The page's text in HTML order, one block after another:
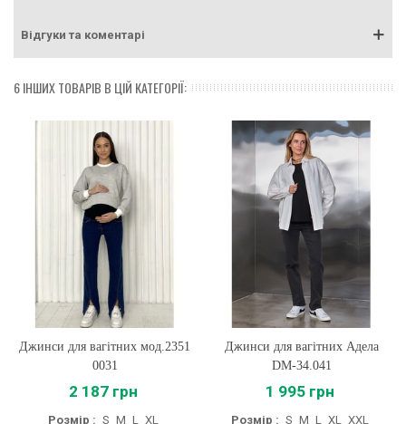
Відгуки та коментарі
6 ІНШИХ ТОВАРІВ В ЦІЙ КАТЕГОРІЇ:
Джинси для вагітних мод.2351
0031
2 187 грн
Розмір : S M L XL
Джинси для вагітних Адела
DM-34.041
1 995 грн
Розмір : S M L XL XXL